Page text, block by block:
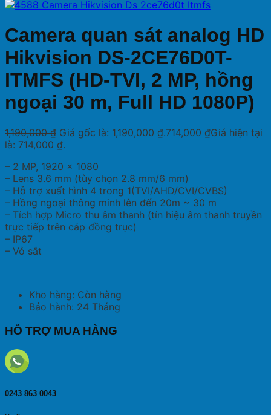
Camera quan sát analog HD
Hikvision DS-2CE76D0T-
ITMFS (HD-TVI, 2 MP, hồng
ngoại 30 m, Full HD 1080P)
1,190,000₫ Giá gốc là: 1,190,000 ₫.714,000 ₫Giá hiện tại
là: 714,000 ₫.
– 2 MP, 1920 × 1080
– Lens 3.6 mm (tùy chọn 2.8 mm/6 mm)
– Hỗ trợ xuất hình 4 trong 1(TVI/AHD/CVI/CVBS)
– Hồng ngoại thông minh lên đến 20m ~ 30 m
– Tích hợp Micro thu âm thanh (tín hiệu âm thanh truyền
trực tiếp trên cáp đồng trục)
– IP67
– Vỏ sắt
Kho hàng: Còn hàng
Bảo hành: 24 Tháng
HỖ TRỢ MUA HÀNG
0243 863 0043